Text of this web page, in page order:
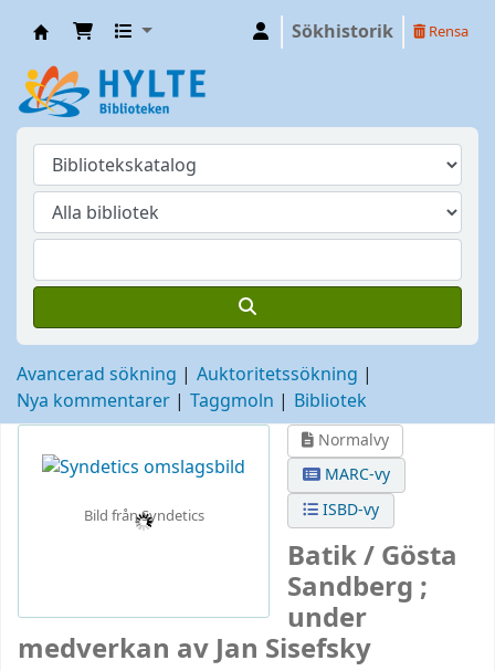
Sökhistorik Rensa
Avancerad sökning
Auktoritetssökning
Nya kommentarer
Taggmoln Bibliotek
Bild från Syndetics
Normalvy
MARC-vy
ISBD-vy
Batik /Gösta
Sandberg ;
under
medverkan av Jan Sisefsky